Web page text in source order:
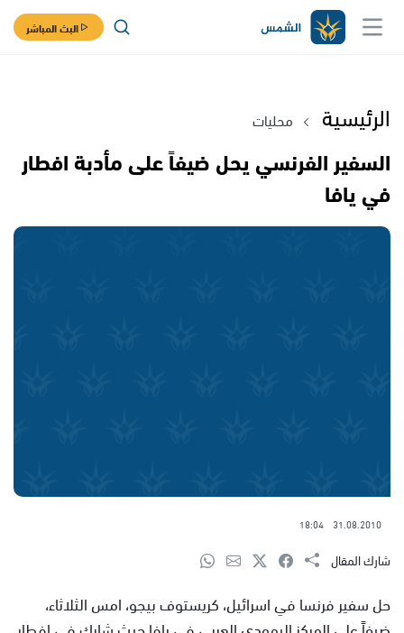
البث المباشر
الرئيسية محليات
السفير الفرنسي يحل ضيفاً على مأدبة افطار
في يافا
31.08.2010
18:04
شارك المقال
حل سفير فرنسا في اسرائيل، كريستوف بيجو، امس الثلاثاء،